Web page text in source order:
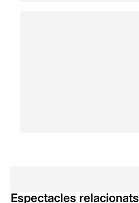
Espectacles relacionats